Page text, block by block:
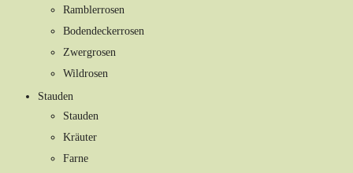
Ramblerrosen
Bodendeckerrosen
Zwergrosen
Wildrosen
Stauden
Stauden
Kräuter
Farne